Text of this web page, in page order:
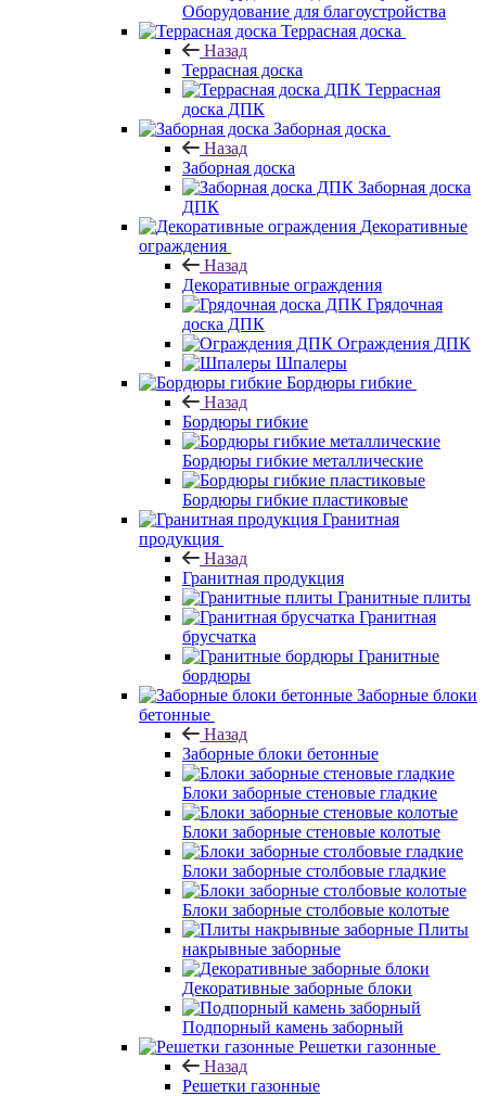
Оборудование для благоустройства
Террасная доска
Назад
Террасная доска
Террасная
доска ДПК
Заборная доска
Назад
Заборная доска
Заборная доска
ДПК
Декоративные
ограждения
Назад
Декоративные ограждения
Грядочная
доска ДПК
Ограждения ДПК
Шпалеры
Бордюры гибкие
Назад
Бордюры гибкие
Бордюры гибкие металлические
Бордюры гибкие пластиковые
Гранитная
продукция
Назад
Гранитная продукция
Гранитные плиты
Гранитная
брусчатка
Гранитные
бордюры
Заборные блоки
бетонные
Назад
Заборные блоки бетонные
Блоки заборные стеновые гладкие
Блоки заборные стеновые колотые
Блоки заборные столбовые гладкие
Блоки заборные столбовые колотые
Плиты
накрывные заборные
Декоративные заборные блоки
Подпорный камень заборный
Решетки газонные
Назад
Решетки газонные